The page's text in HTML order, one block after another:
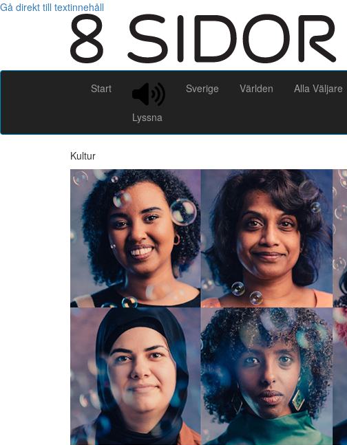
Gå direkt till textinnehåll
Start
Lyssna
Sverige Världen Alla Väljare
Kultur